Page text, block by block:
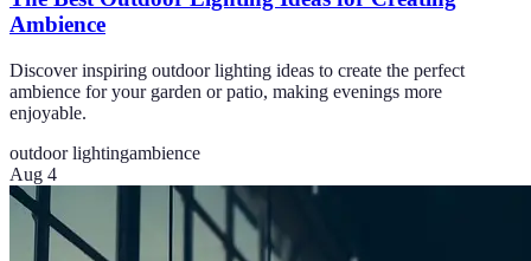
Ambience
Discover inspiring outdoor lighting ideas to create the perfect
ambience for your garden or patio, making evenings more
enjoyable.
outdoor lightingambience
Aug 4